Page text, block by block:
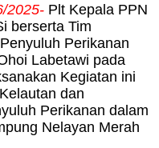
2025- Plt Kepala PPN
berserta Tim
Perikanan
Labetawi pada
Kegiatan ini
dan
Perikanan dalam
Nelayan Merah